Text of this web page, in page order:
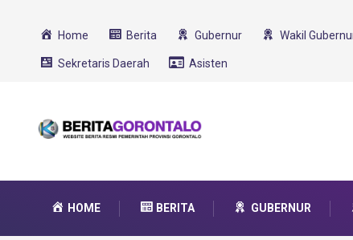
Home Berita Gubernur Wakil
Sekretaris Daerah Asisten
HOME BERITA GUBERNUR